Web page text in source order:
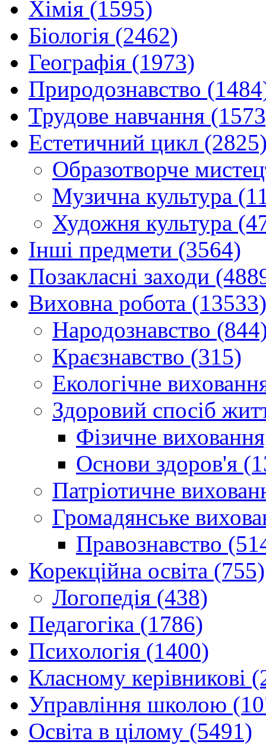
Хімія (1595)
Біологія (2462)
Географія (1973)
Природознавство
Трудове навчання
Естетичний цикл
Образотворче
Музична культура
Художня культура
Інші предмети (3564)
Позакласні заходи
Виховна робота (13533)
Народознавство
Краєзнавство (315)
Екологічне
Здоровий спосіб
Фізичне
Основи здоров'я
Патріотичне
Громадянське
Правознавство
Корекційна освіта (755)
Логопедія (438)
Педагогіка (1786)
Психологія (1400)
Класному керівникові
Управління школою
Освіта в цілому (5491)